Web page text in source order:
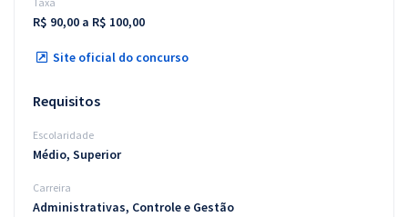
R$ 90,00 a R$ 100,00
Site oficial do concurso
Requisitos
Escolaridade
Médio, Superior
Carreira
Administrativas, Controle e Gestão